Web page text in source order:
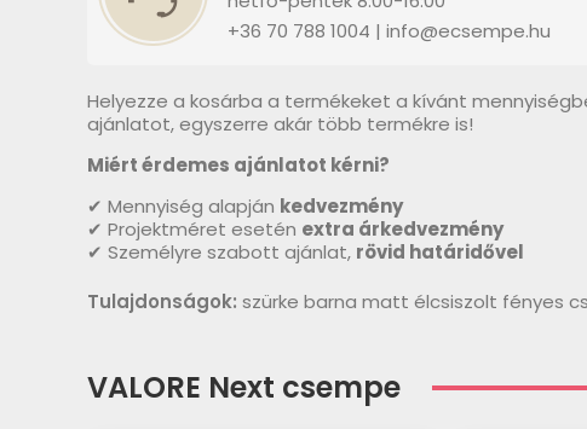
+36 70 788 1004 | info@ecsempe.hu
Helyezze a kosárba a termékeket a kívánt
ajánlatot, egyszerre akár több termékre is!
Miért érdemes ajánlatot kérni?
✔ Mennyiség alapján kedvezmény
✔ Projektméret esetén extra árkedvezmény
✔ Személyre szabott ajánlat, rövid határidővel
Tulajdonságok: szürke barna matt élcsiszolt fényes
VALORE Next csempe